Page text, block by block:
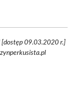
09.03.2020 r.]